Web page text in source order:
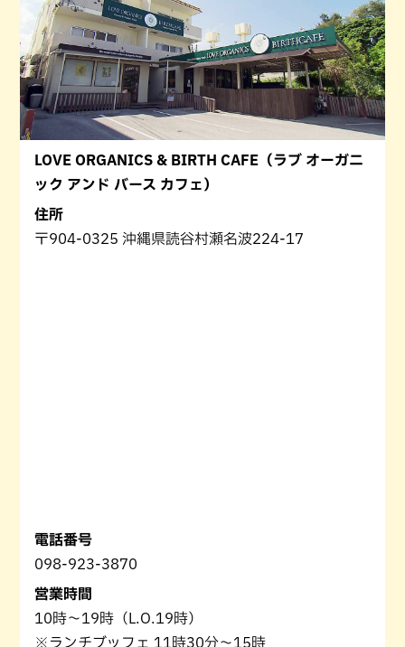
LOVE ORGANICS & BIRTH CAFE（ラブ オーガニ
ック アンド バース カフェ）
住所
〒904-0325 沖縄県読谷村瀬名波224-17
電話番号
098-923-3870
営業時間
10時～19時（L.O.19時）
※ランチブッフェ 11時30分～15時